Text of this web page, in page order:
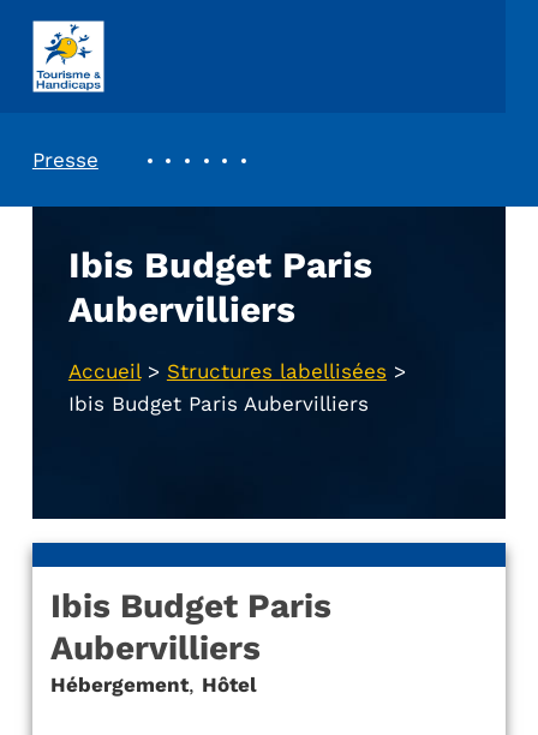
ASSOCIATION TOURISME ET HANDICAPS
Presse
Ibis Budget Paris
Aubervilliers
Accueil> Structures labellisées >
Ibis Budget Paris Aubervilliers
Ibis Budget Paris
Aubervilliers
Hébergement, Hôtel